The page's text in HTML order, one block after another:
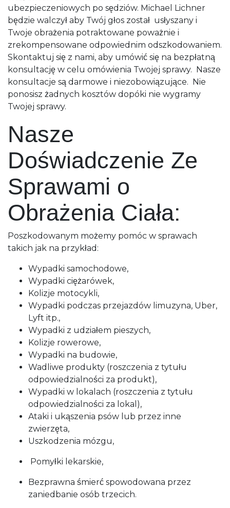
ubezpieczeniowych po sędziów. Michael Lichner
będzie walczył aby Twój głos został usłyszany i
Twoje obrażenia potraktowane poważnie i
zrekompensowane odpowiednim odszkodowaniem.
Skontaktuj się z nami, aby umówić się na bezpłatną
konsultację w celu omówienia Twojej sprawy. Nasze
konsultacje są darmowe i niezobowiązujące. Nie
ponosisz żadnych kosztów dopóki nie wygramy
Twojej sprawy.
Nasze
Doświadczenie Ze
Sprawami o
Obrażenia Ciała:
Poszkodowanym możemy pomóc w sprawach
takich jak na przykład:
Wypadki samochodowe,
Wypadki ciężarówek,
Kolizje motocykli,
Wypadki podczas przejazdów limuzyna, Uber,
Lyft itp.,
Wypadki z udziałem pieszych,
Kolizje rowerowe,
Wypadki na budowie,
Wadliwe produkty (roszczenia z tytułu
odpowiedzialności za produkt),
Wypadki w lokalach (roszczenia z tytułu
odpowiedzialności za lokal),
Ataki i ukąszenia psów lub przez inne
zwierzęta,
Uszkodzenia mózgu,
Pomyłki lekarskie,
Bezprawna śmierć spowodowana przez
zaniedbanie osób trzecich.